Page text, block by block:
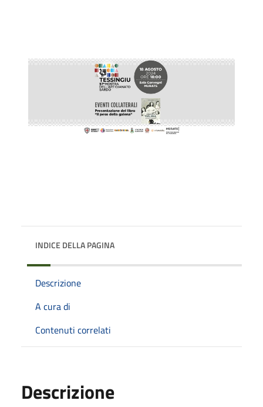
INDICE DELLA PAGINA
Descrizione
A cura di
Contenuti correlati
Descrizione